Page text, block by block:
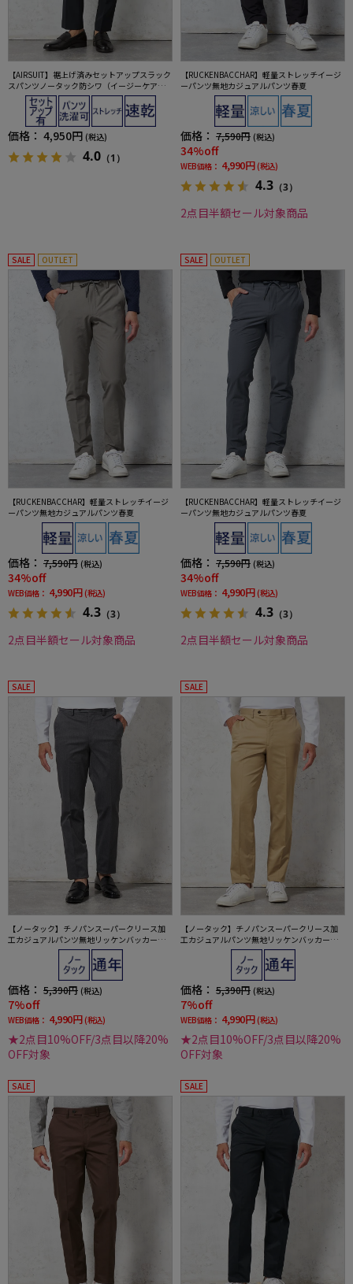
【AIRSUIT】裾上げ済みセットアップスラック
スパンツノータック防シワ（イージーケア）
ストレッチ通年吸水速乾UVカット春夏
価格： 4,950円 (税込)
4.0 （1）
【RUCKENBACCHAR】軽量ストレッチイージ
ーパンツ無地カジュアルパンツ春夏
価格： 7,590円 (税込)
34%off
WEB価格： 4,990円 (税込)
4.3 （3）
2点目半額セール対象商品
SALE OUTLET
【RUCKENBACCHAR】軽量ストレッチイージ
ーパンツ無地カジュアルパンツ春夏
価格： 7,590円 (税込)
34%off
WEB価格： 4,990円 (税込)
4.3 （3）
2点目半額セール対象商品
SALE OUTLET
【RUCKENBACCHAR】軽量ストレッチイージ
ーパンツ無地カジュアルパンツ春夏
価格： 7,590円 (税込)
34%off
WEB価格： 4,990円 (税込)
4.3 （3）
2点目半額セール対象商品
SALE
【ノータック】チノパンスーパークリース加
工カジュアルパンツ無地リッケンバッカー通
価格： 5,390円 (税込)
7%off
WEB価格： 4,990円 (税込)
★2点目10%OFF/3点目以降20%
OFF対象
SALE
【ノータック】チノパンスーパークリース加
工カジュアルパンツ無地リッケンバッカー通
価格： 5,390円 (税込)
7%off
WEB価格： 4,990円 (税込)
★2点目10%OFF/3点目以降20%
OFF対象
SALE SALE